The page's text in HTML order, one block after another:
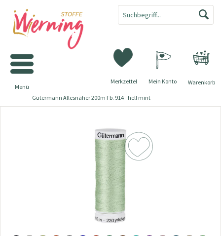
Warenkorb
Merkzettel Mein Konto
Menü
Gütermann Allesnäher 200m Fb. 914 - hell mint